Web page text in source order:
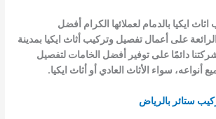
ايكيا بالدمام لعملائها الكرام أفضل
على أعمال تفصيل وتركيب أثاث ايكيا بمدينة
دائمًا على توفير أفضل الخامات لتفصيل
أنواعه، سواء الأثاث العادي أو أثاث ايكيا.
ستائر بالرياض